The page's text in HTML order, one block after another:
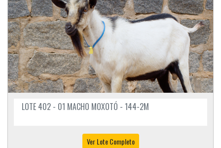
LOTE 402 - 01 MACHO MOXOTÓ - 144-2M
Ver Lote Completo